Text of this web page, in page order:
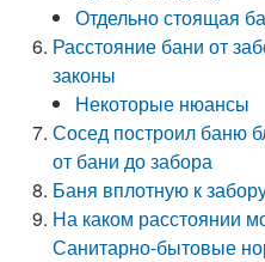
Отдельно стоящая
Расстояние бани от
законы
Некоторые нюансы
Сосед построил баню
от бани до забора
Баня вплотную к
На каком расстоянии
Санитарно-бытовые